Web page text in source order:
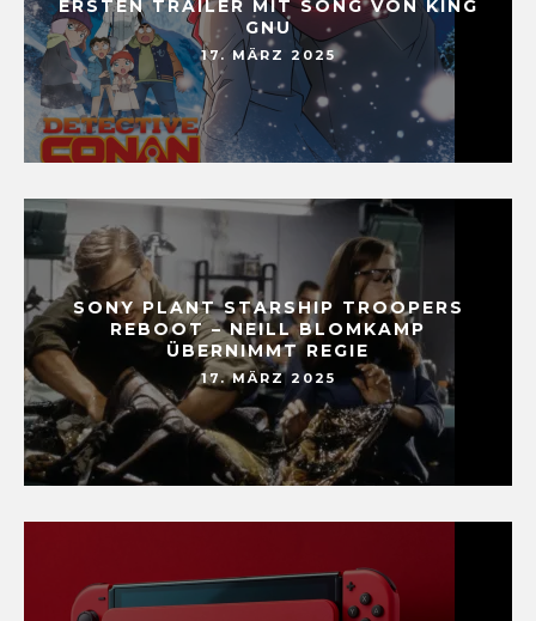
ERSTEN TRAILER MIT SONG VON KING
GNU
17. MÄRZ 2025
SONY PLANT STARSHIP TROOPERS
REBOOT – NEILL BLOMKAMP
ÜBERNIMMT REGIE
17. MÄRZ 2025